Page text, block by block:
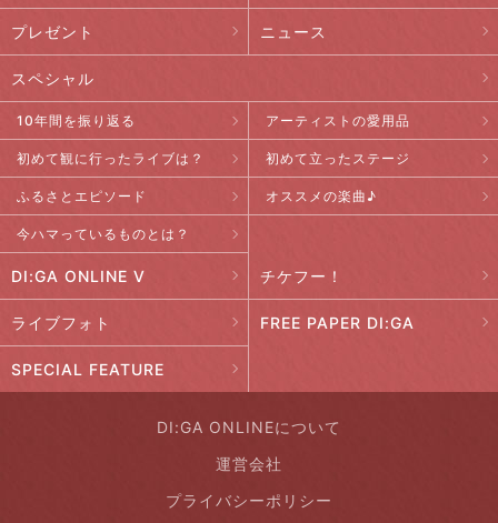
プレゼント ニュース
スペシャル
10年間を振り返る アーティストの愛用品
初めて観に行ったライブは？ 初めて立ったステージ
ふるさとエピソード オススメの楽曲♪
今ハマっているものとは？
DI:GA ONLINE V チケフー！
ライブフォト FREE PAPER DI:GA
SPECIAL FEATURE
DI:GA ONLINEについて
運営会社
プライバシーポリシー